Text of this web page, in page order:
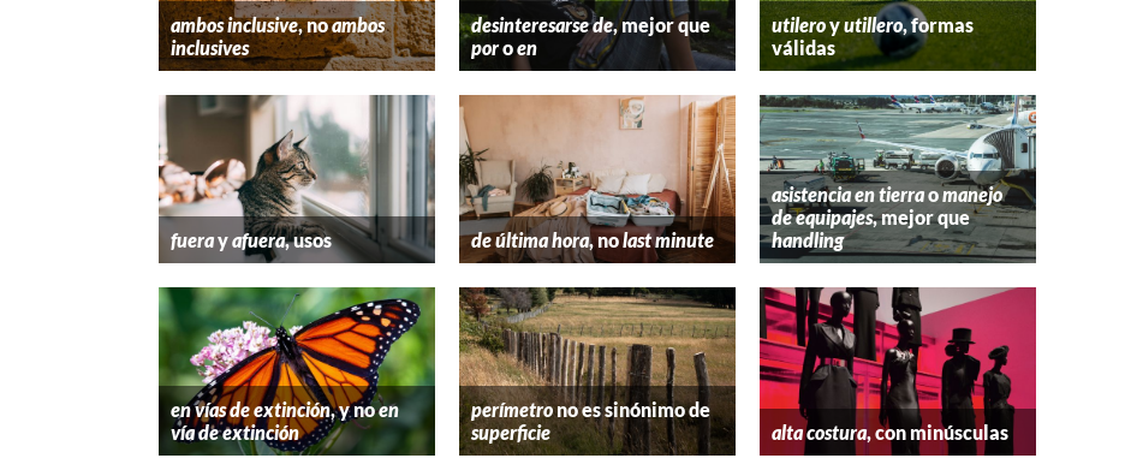
ambos inclusive, noambos
inclusives
desinteresarse de, mejor que
poroen
utileroyutillero, formas
válidas
fuerayafuera, usos de última hora, nolast minute
asistencia en tierraomanejo
de equipajes, mejor que
handling
en vías de extinción, y noen
vía de extinción
perímetrono es sinónimo de
superficie
alta costura, con minúsculas